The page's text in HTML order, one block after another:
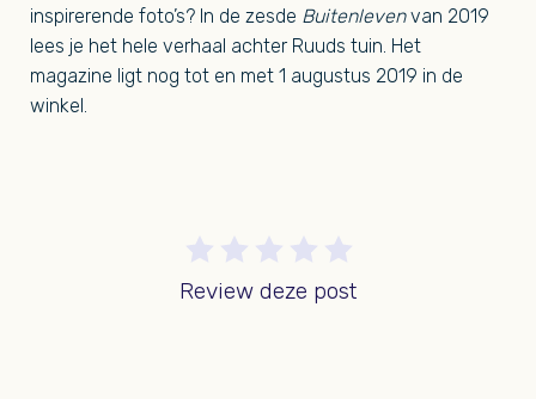
inspirerende foto’s? In de zesde Buitenlevenvan 2019
lees je het hele verhaal achter Ruuds tuin. Het
magazine ligt nog tot en met 1 augustus 2019 in de
winkel.
Review deze post